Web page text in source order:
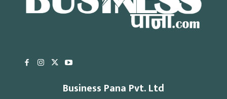
Business Pana Pvt. Ltd